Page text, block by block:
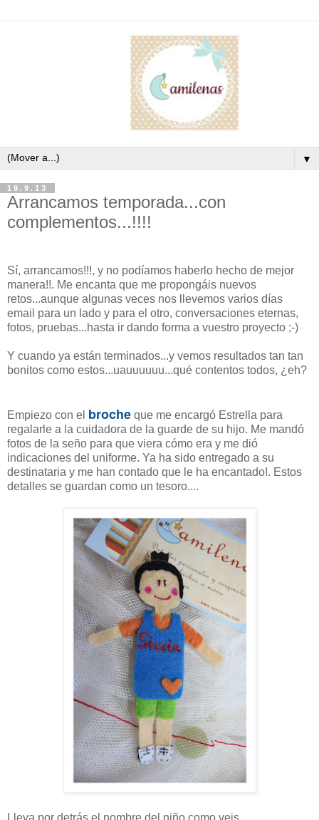
▼
19.9.13
Arrancamos temporada...con
complementos...!!!!
Sí, arrancamos!!!, y no podíamos haberlo hecho de mejor
manera!!. Me encanta que me propongáis nuevos
retos...aunque algunas veces nos llevemos varios días
email para un lado y para el otro, conversaciones eternas,
fotos, pruebas...hasta ir dando forma a vuestro proyecto ;-)
Y cuando ya están terminados...y vemos resultados tan tan
bonitos como estos...uauuuuuu...qué contentos todos, ¿eh?
Empiezo con el broche que me encargó Estrella para
regalarle a la cuidadora de la guarde de su hijo. Me mandó
fotos de la seño para que viera cómo era y me dió
indicaciones del uniforme. Ya ha sido entregado a su
destinataria y me han contado que le ha encantado!. Estos
detalles se guardan como un tesoro....
Lleva por detrás el nombre del niño como veis...